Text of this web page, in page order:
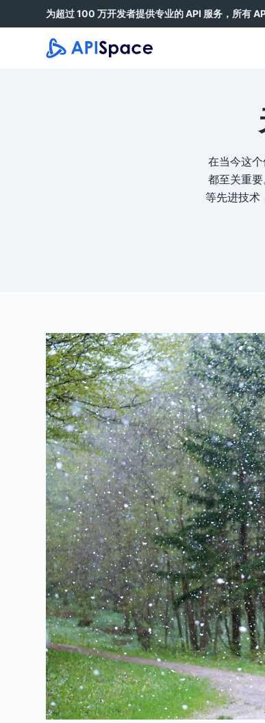
为超过 100 万开发者提供专业的 API 服务，所有
在当今这
都至关重
等先进技术